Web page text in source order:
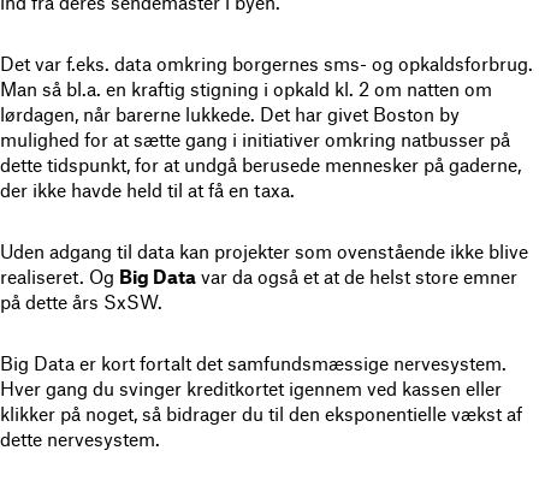
Det var f.eks. data omkring borgernes sms- og opkaldsforbrug.
Man så bl.a. en kraftig stigning i opkald kl. 2 om natten om
lørdagen, når barerne lukkede. Det har givet Boston by
mulighed for at sætte gang i initiativer omkring natbusser på
dette tidspunkt, for at undgå berusede mennesker på gaderne,
der ikke havde held til at få en taxa.
Uden adgang til data kan projekter som ovenstående ikke blive
realiseret. Og Big Data var da også et at de helst store emner
på dette års SxSW.
Big Data er kort fortalt det samfundsmæssige nervesystem.
Hver gang du svinger kreditkortet igennem ved kassen eller
klikker på noget, så bidrager du til den eksponentielle vækst af
dette nervesystem.